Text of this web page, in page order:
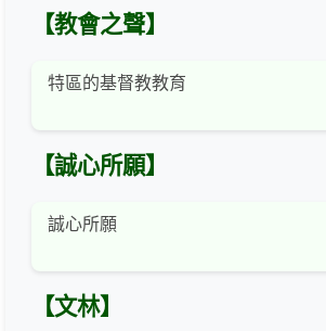
【教會之聲】
特區的基督教教育
【誠心所願】
誠心所願
【文林】